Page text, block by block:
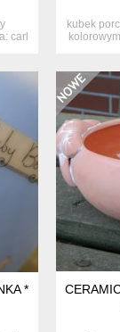
carl
kubek
* MIŚ *